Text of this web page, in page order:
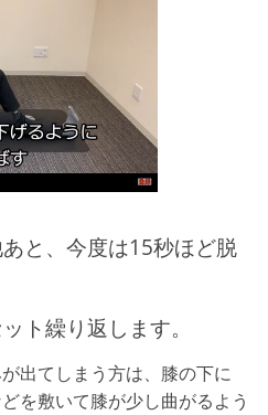
と、今度は15秒ほど脱
ト繰り返します。
出てしまう方は、膝の下に
を敷いて膝が少し曲がるよう